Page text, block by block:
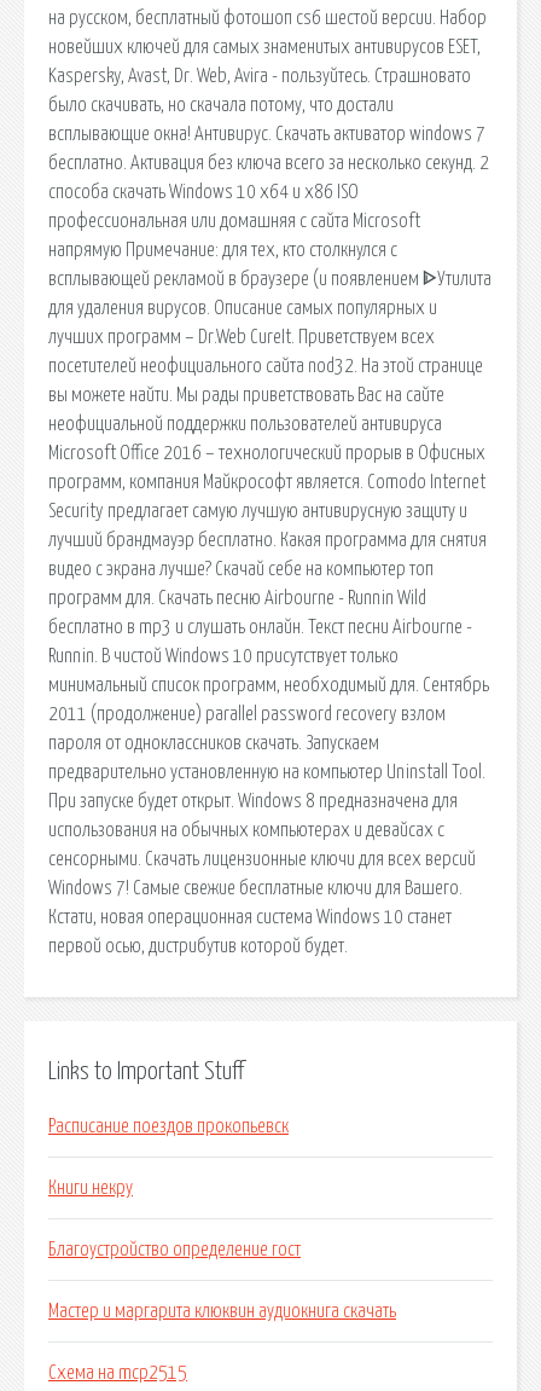
на русском, бесплатный фотошоп cs6 шестой версии. Набор
новейших ключей для самых знаменитых антивирусов ESET,
Kaspersky, Avast, Dr. Web, Avira - пользуйтесь. Страшновато
было скачивать, но скачала потому, что достали
всплывающие окна! Антивирус. Скачать активатор windows 7
бесплатно. Активация без ключа всего за несколько секунд. 2
способа скачать Windows 10 x64 и x86 ISO
профессиональная или домашняя с сайта Microsoft
напрямую Примечание: для тех, кто столкнулся с
всплывающей рекламой в браузере (и появлением ᐈУтилита
для удаления вирусов. Описание самых популярных и
лучших программ – Dr.Web CureIt. Приветствуем всех
посетителей неофициального сайта nod32. На этой странице
вы можете найти. Мы рады приветствовать Вас на сайте
неофициальной поддержки пользователей антивируса
Microsoft Office 2016 – технологический прорыв в Офисных
программ, компания Майкрософт является. Comodo Internet
Security предлагает самую лучшую антивирусную защиту и
лучший брандмауэр бесплатно. Какая программа для снятия
видео с экрана лучше? Скачай себе на компьютер топ
программ для. Скачать песню Airbourne - Runnin Wild
бесплатно в mp3 и слушать онлайн. Текст песни Airbourne -
Runnin. В чистой Windows 10 присутствует только
минимальный список программ, необходимый для. Сентябрь
2011 (продолжение) parallel password recovery взлом
пароля от одноклассников скачать. Запускаем
предварительно установленную на компьютер Uninstall Tool.
При запуске будет открыт. Windows 8 предназначена для
использования на обычных компьютерах и девайсах с
сенсорными. Скачать лицензионные ключи для всех версий
Windows 7! Самые свежие бесплатные ключи для Вашего.
Кстати, новая операционная система Windows 10 станет
первой осью, дистрибутив которой будет.
Links to Important Stuff
Расписание поездов прокопьевск
Книги некру
Благоустройство определение гост
Мастер и маргарита клюквин аудиокнига скачать
Схема на mcp2515